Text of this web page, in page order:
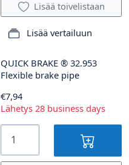
Lisää toivelistaan
Lisää vertailuun
QUICK BRAKE ® 32.953
Flexible brake pipe
€7,94
Lähetys 28 business days